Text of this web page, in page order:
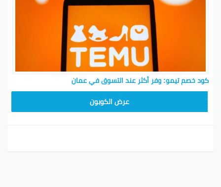
كود خصم تيمو: وفر أكثر عند التسوق في عمان
عرض الكوبون